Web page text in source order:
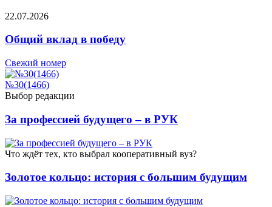
22.07.2026
Общий вклад в победу
Свежий номер
№30(1466)
Выбор редакции
За профессией будущего – в РУК
Что ждёт тех, кто выбрал кооперативный вуз?
Золотое кольцо: история с большим будущим